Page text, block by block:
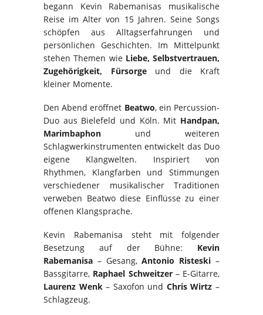
begann Kevin Rabemanisas musikalische
Reise im Alter von 15 Jahren. Seine Songs
schöpfen aus Alltagserfahrungen und
persönlichen Geschichten. Im Mittelpunkt
stehen Themen wie Liebe, Selbstvertrauen,
Zugehörigkeit, Fürsorgeund die Kraft
kleiner Momente.
Den Abend eröffnet Beatwo, ein Percussion-
Duo aus Bielefeld und Köln. Mit Handpan,
Marimbaphon und weiteren
Schlagwerkinstrumenten entwickelt das Duo
eigene Klangwelten. Inspiriert von
Rhythmen, Klangfarben und Stimmungen
verschiedener musikalischer Traditionen
verweben Beatwo diese Einflüsse zu einer
offenen Klangsprache.
Kevin Rabemanisa steht mit folgender
Besetzung auf der Bühne: Kevin
Rabemanisa – Gesang,Antonio Risteski –
Bassgitarre, Raphael Schweitzer– E-Gitarre,
Laurenz Wenk– Saxofon und Chris Wirtz –
Schlagzeug.